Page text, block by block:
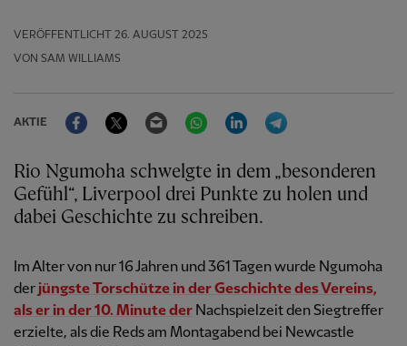
VERÖFFENTLICHT
26. AUGUST 2025
VON SAM WILLIAMS
AKTIE
FacebookTwitter Email WhatsAppLinkedIn
Rio Ngumoha schwelgte in dem „besonderen
Gefühl“, Liverpool drei Punkte zu holen und
dabei Geschichte zu schreiben.
Im Alter von nur 16 Jahren und 361 Tagen wurde Ngumoha
der jüngste Torschütze in der Geschichte des Vereins,
als er in der 10. Minute der Nachspielzeit den Siegtreffer
erzielte, als die Reds am Montagabend bei Newcastle